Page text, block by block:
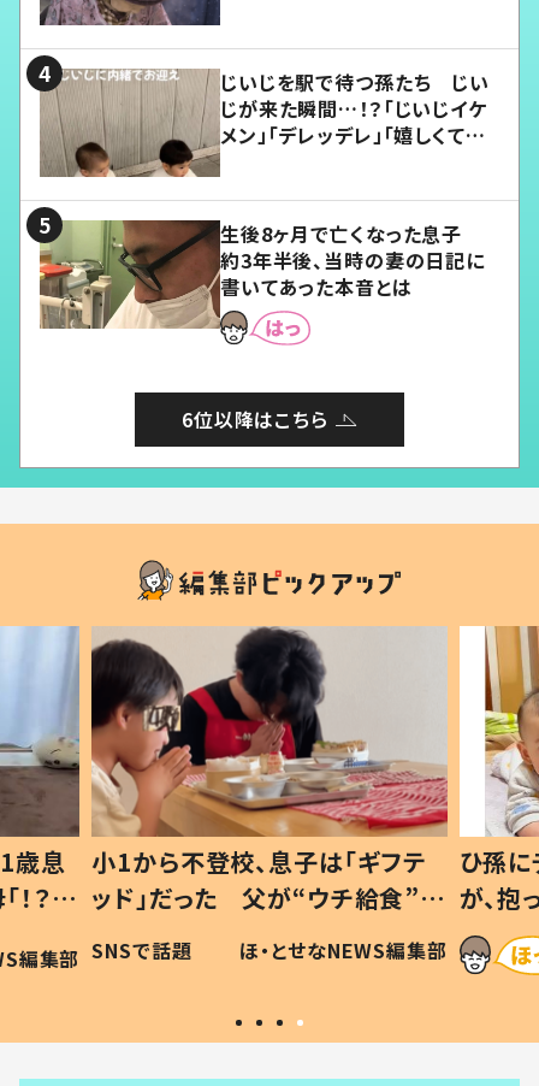
じいじを駅で待つ孫たち じい
じが来た瞬間…！？「じいじイケ
メン」「デレッデレ」「嬉しくて可
生後8ヶ月で亡くなった息子
約3年半後、当時の妻の日記に
書いてあった本音とは
6位以降はこちら
歳息
？」
編集部
小1から不登校、息子は「ギフテ
ッド」だった 父が“ウチ給食”を
作り続ける理由とは #令和の親
#令和の子
SNSで話題 ほ・とせなNEWS編集部
ひ孫
が、
「涙が
い」